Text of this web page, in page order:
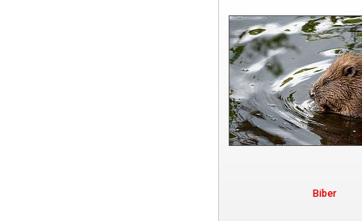
Biber